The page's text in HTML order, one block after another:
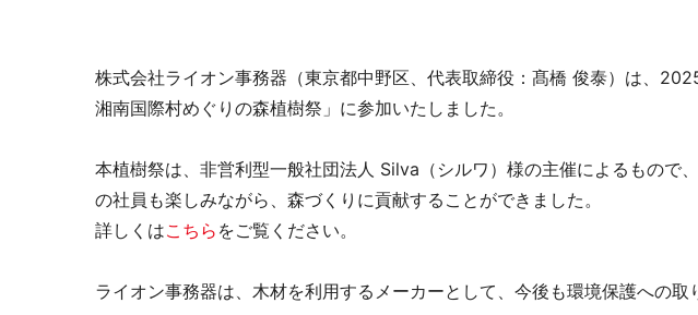
株式会社ライオン事務器（東京都中野区、代表取締役：髙橋 俊泰）は、
湘南国際村めぐりの森植樹祭」に参加いたしました。
本植樹祭は、非営利型一般社団法人 Silva（シルワ）様の主催によるもので
の社員も楽しみながら、森づくりに貢献することができました。
詳しくはこちら をご覧ください。
ライオン事務器は、木材を利用するメーカーとして、今後も環境保護への取
デスク・テーブル 事務用品